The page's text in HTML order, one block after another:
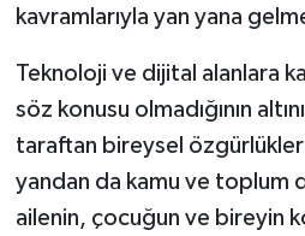
kavramlarıyla yan yana
Teknoloji ve dijital alanlara
söz konusu olmadığının
taraftan bireysel
yandan da kamu ve toplum
ailenin, çocuğun ve bireyin